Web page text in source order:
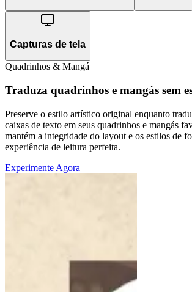
Capturas de tela
Quadrinhos & Mangá
Traduza quadrinhos e mangás sem
Preserve o estilo artístico original enquanto
caixas de texto em seus quadrinhos e mangás
mantém a integridade do layout e os estilos de
experiência de leitura perfeita.
Experimente Agora